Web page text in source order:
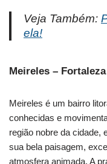
Veja Também:
ela!
Meireles – Fortaleza
Meireles é um bairro
conhecidas e
região nobre da cidade,
sua bela paisagem,
atmosfera animada. A